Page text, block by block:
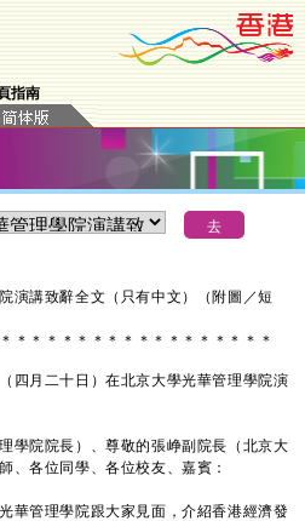
指南
演講致辭全文（只有中文）（附圖／短
＊ ＊ ＊ ＊ ＊ ＊ ＊ ＊ ＊ ＊ ＊ ＊ ＊ ＊ ＊ ＊ ＊ ＊
月二十日）在北京大學光華管理學院演
學院院長）、尊敬的張峥副院長（北京大
、各位同學、各位校友、嘉賓：
管理學院跟大家見面，介紹香港經濟發